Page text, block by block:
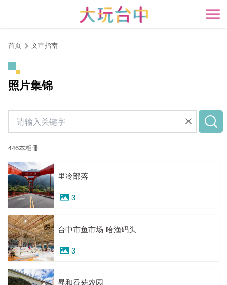
开
首页 文宣指南
照片集锦
446本相冊
里冷部落
3
台中市鱼市场ˍ哈渔码头
3
昇和香菇农园